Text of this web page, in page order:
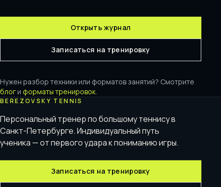
Открыть журнал
Записаться на тренировку
Нужен разбор техники или форматов занятий? Смотрите
блог и форматы тренировок.
BEREZOVSKY TENNIS
Персональный тренер по большому теннису в
Санкт-Петербурге. Индивидуальный путь
ученика — от первого удара к пониманию игры.
Записаться на тренировку